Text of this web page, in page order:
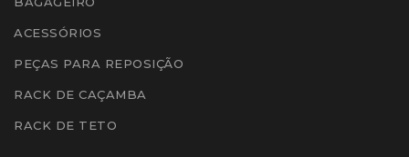
ACESSÓRIOS
PEÇAS PARA REPOSIÇÃO
RACK DE CAÇAMBA
RACK DE TETO